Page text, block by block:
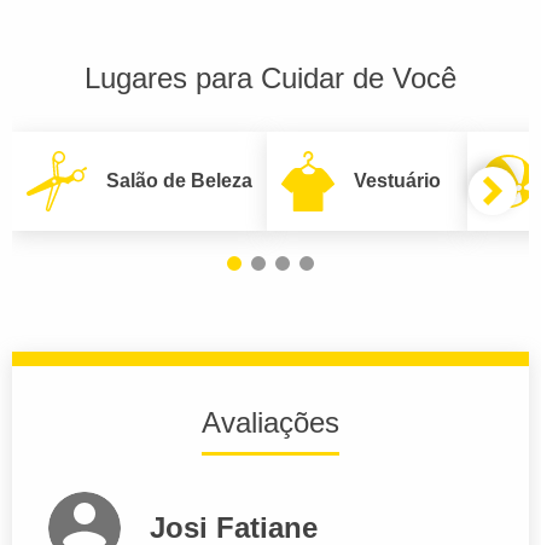
Lugares para Cuidar de Você
Salão de Beleza Vestuário
Avaliações
Josi Fatiane